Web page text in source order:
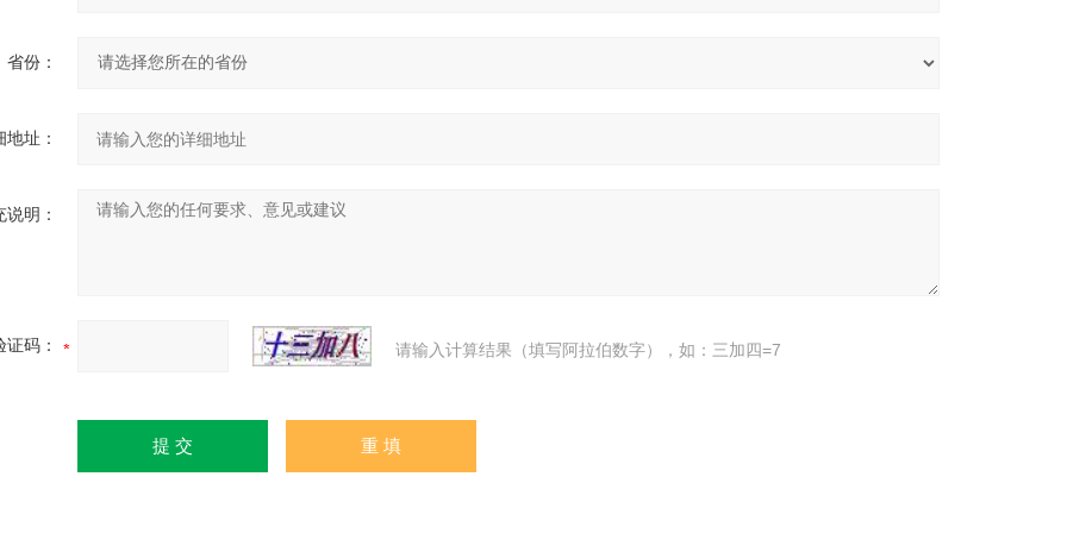
省份：
地址：
说明：
证码： 请输入计算结果（填写阿拉伯数字），如：三加四=7